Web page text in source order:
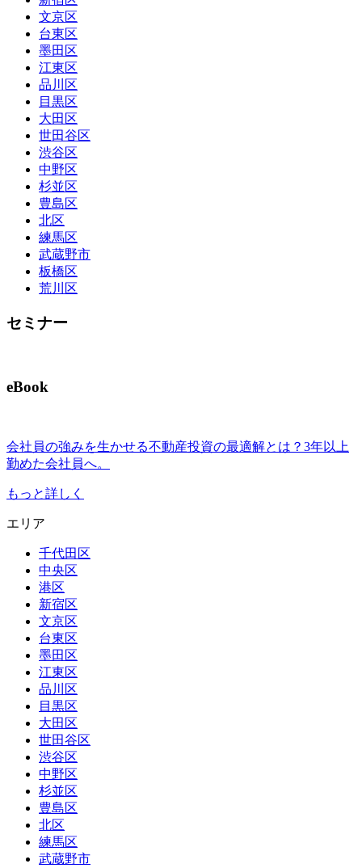
文京区
台東区
墨田区
江東区
品川区
目黒区
大田区
世田谷区
渋谷区
中野区
杉並区
豊島区
北区
練馬区
武蔵野市
板橋区
荒川区
セミナー
eBook
会社員の強みを生かせる不動産投資の最適解とは？3年以上
勤めた会社員へ。
もっと詳しく
エリア
千代田区
中央区
港区
新宿区
文京区
台東区
墨田区
江東区
品川区
目黒区
大田区
世田谷区
渋谷区
中野区
杉並区
豊島区
北区
練馬区
武蔵野市